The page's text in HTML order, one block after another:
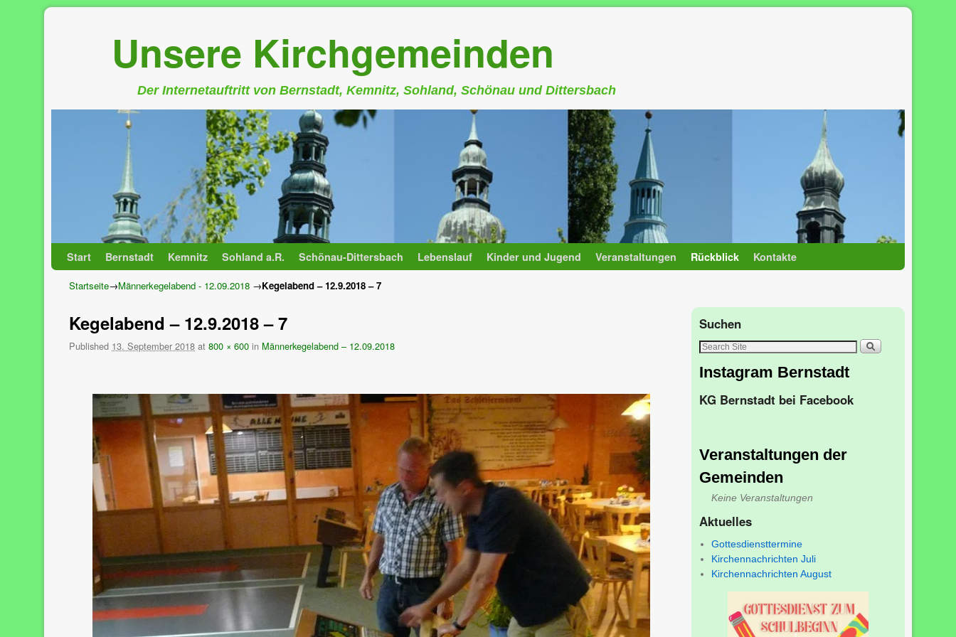
Unsere Kirchgemeinden
Der Internetauftritt von Bernstadt, Kemnitz, Sohland, Schönau und Dittersbach
Start Bernstadt Kemnitz Sohland a.R. Schönau-Dittersbach Lebenslauf Kinder und Jugend Veranstaltungen Rückblick Kontakte
Startseite→Männerkegelabend - 12.09.2018 →Kegelabend – 12.9.2018 – 7
Kegelabend – 12.9.2018 – 7
Published 13. September 2018 at 800 × 600 in Männerkegelabend – 12.09.2018
Suchen
Instagram Bernstadt
KG Bernstadt bei Facebook
Veranstaltungen der
Gemeinden
Keine Veranstaltungen
Aktuelles
Gottesdiensttermine
Kirchennachrichten Juli
Kirchennachrichten August